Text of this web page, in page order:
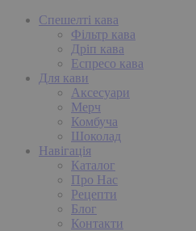
Спешелті кава
Фільтр кава
Дріп кава
Еспресо кава
Для кави
Аксесуари
Мерч
Комбуча
Шоколад
Навігація
Каталог
Про Нас
Рецепти
Блог
Контакти